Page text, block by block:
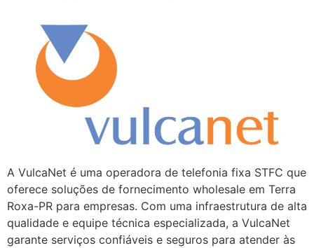
A VulcaNet é uma operadora de telefonia fixa STFC que
oferece soluções de fornecimento wholesale em Terra
Roxa-PR para empresas. Com uma infraestrutura de alta
qualidade e equipe técnica especializada, a VulcaNet
garante serviços confiáveis e seguros para atender às